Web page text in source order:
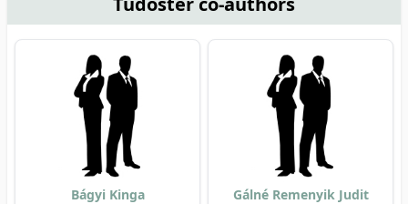
Bágyi Kinga Gálné Remenyik Judit